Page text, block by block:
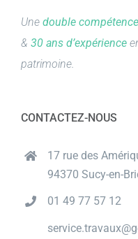
Une double compétence
& 30 ans d’expérience
patrimoine.
CONTACTEZ-NOUS
17 rue des
94370 Sucy-en-
01 49 77 57 12